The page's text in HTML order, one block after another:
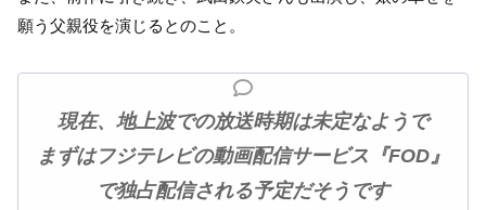
願う父親役を演じるとのこと。
現在、 地上波での放送時期は未定なようで
まずはフジテレビの動画配信サービス『FOD』
で独占配信される予定だそうです